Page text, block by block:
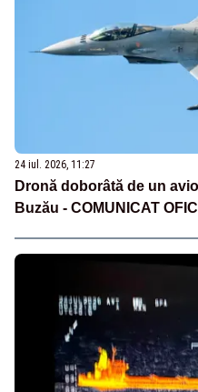
24 iul. 2026, 11:27
Dronă doborâtă de un
Buzău - COMUNICAT